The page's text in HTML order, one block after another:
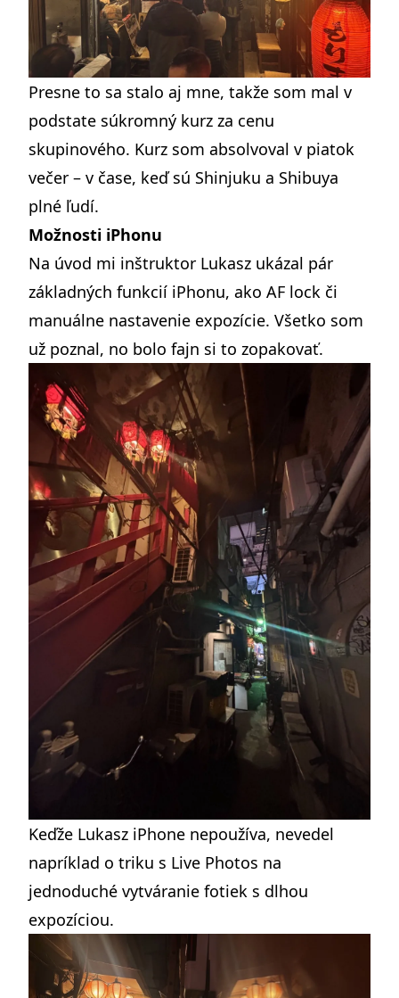
Presne to sa stalo aj mne, takže som mal v
podstate súkromný kurz za cenu
skupinového. Kurz som absolvoval v piatok
večer – v čase, keď sú Shinjuku a Shibuya
plné ľudí.
Možnosti iPhonu
Na úvod mi inštruktor Lukasz ukázal pár
základných funkcií iPhonu, ako AF lock či
manuálne nastavenie expozície. Všetko som
už poznal, no bolo fajn si to zopakovať.
Keďže Lukasz iPhone nepoužíva, nevedel
napríklad o triku s Live Photos na
jednoduché vytváranie fotiek s dlhou
expozíciou.